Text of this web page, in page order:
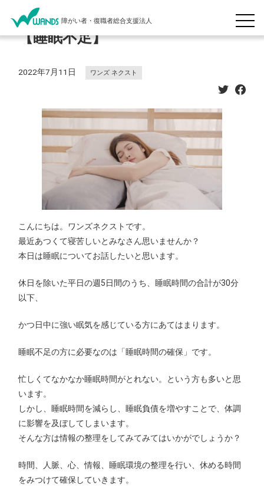
障がい者・復職者総合支援法人
【睡眠不足】
2022年7月11日 ワンズ ネクスト
こんにちは。ワンズネクストです。
最近あつくて寝苦しいとみなさん思いませんか？
本日は睡眠についてお話したいと思います。
休日を除いた平日の週5日間のうち、睡眠時間の合計が30分
以下、
かつ日中に強い眠気を感じている方にあてはまります。
睡眠不足の方に必要なのは「睡眠時間の確保」です。
忙しくてなかなか睡眠時間がとれない。という方も多いと思
います。
しかし、睡眠時間を減らし、睡眠負債を増やすことで、体調
に影響を及ぼしてしまいます。
そんな方は情報の整理をしてみてみてはいかがでしょうか？
時間、人脈、心、情報、睡眠環境の整理を行い、休める時間
をみつけて確保していきます。